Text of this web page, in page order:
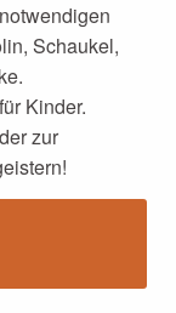
Schaukel,
Kinder.
zur